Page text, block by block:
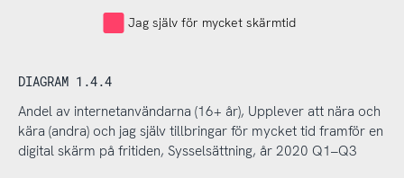
Jag själv för mycket skärmtid
DIAGRAM 1.4.4
Andel av internetanvändarna (16+ år), Upplever att nära och
kära (andra) och jag själv tillbringar för mycket tid framför en
digital skärm på fritiden, Sysselsättning, år 2020 Q1–Q3